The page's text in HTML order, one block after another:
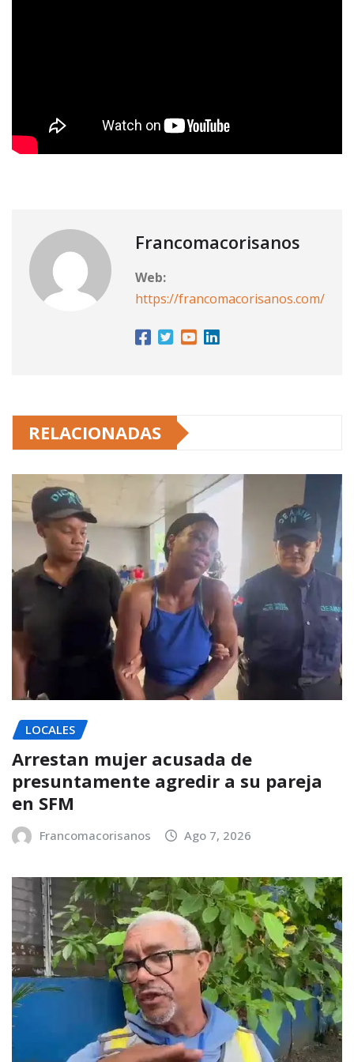
Francomacorisanos
Web:
https://francomacorisanos.com/
RELACIONADAS
LOCALES
Arrestan mujer acusada de
presuntamente agredir a su pareja
en SFM
Francomacorisanos Ago 7, 2026